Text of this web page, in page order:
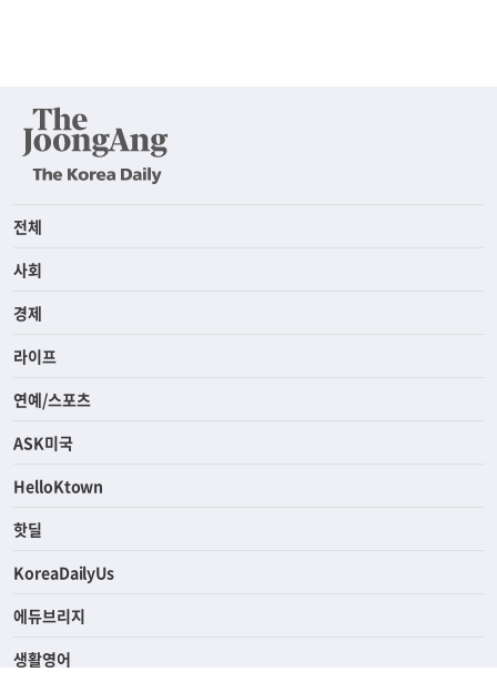
전체
사회
경제
라이프
연예/스포츠
ASK미국
HelloKtown
핫딜
KoreaDailyUs
에듀브리지
생활영어